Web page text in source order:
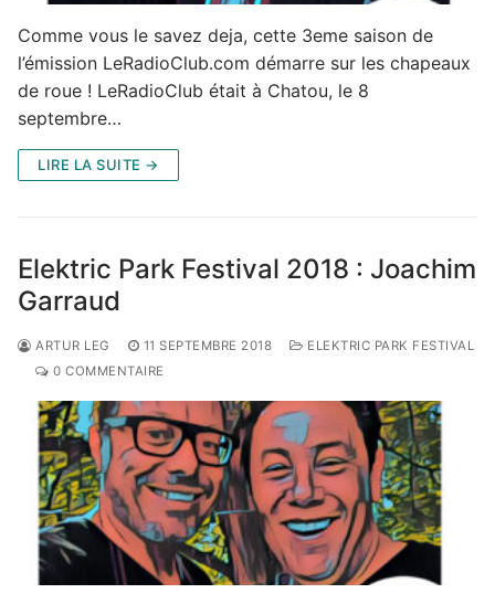
Comme vous le savez deja, cette 3eme saison de
l’émission LeRadioClub.com démarre sur les chapeaux
de roue ! LeRadioClub était à Chatou, le 8
septembre…
LIRE LA SUITE →
Elektric Park Festival 2018 : Joachim
Garraud
ARTUR LEG 11 SEPTEMBRE 2018
ELEKTRIC PARK FESTIVAL
0 COMMENTAIRE